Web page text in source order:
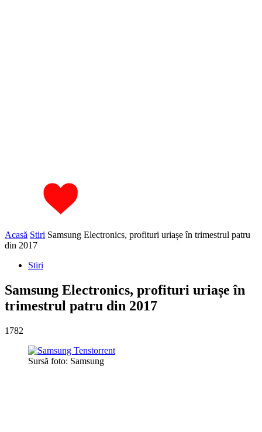
Acasă Stiri Samsung Electronics, profituri uriașe în trimestrul patru
din 2017
Stiri
Samsung Electronics, profituri uriașe în
trimestrul patru din 2017
1782
Sursă foto: Samsung